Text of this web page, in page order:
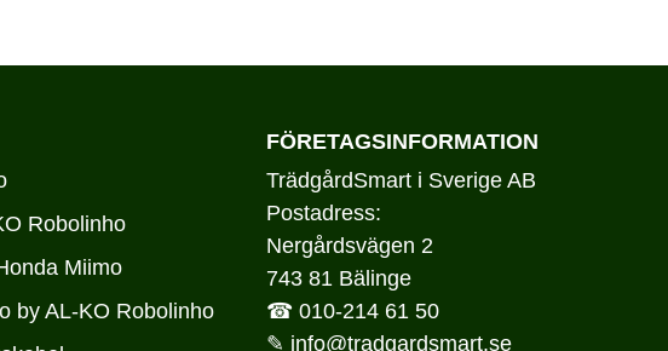
Robolinho
Miimo
by AL-KO Robolinho
FÖRETAGSINFORMATION
TrädgårdSmart i Sverige AB
Postadress:
Nergårdsvägen 2
743 81 Bälinge
☎ 010-214 61 50
✎ info@tradgardsmart.se